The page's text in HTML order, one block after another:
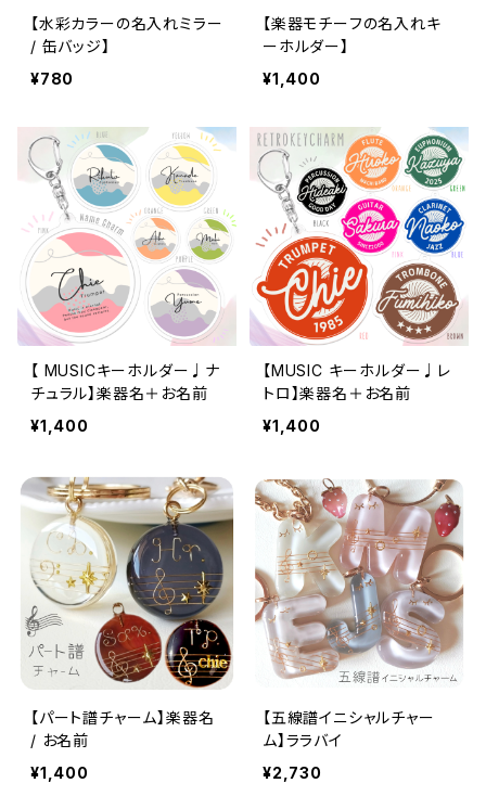
【水彩カラーの名入れミラー
/ 缶バッジ】
¥780
【楽器モチーフの名入れキ
ーホルダー】
¥1,400
【 MUSICキーホルダー♩ナ
チュラル】楽器名＋お名前
¥1,400
【MUSIC キーホルダー♩レ
トロ】楽器名＋お名前
¥1,400
【パート譜チャーム】楽器名
/ お名前
¥1,400
【五線譜イニシャルチャー
ム】ララバイ
¥2,730